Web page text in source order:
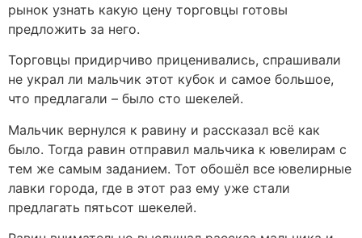
рынок узнать какую цену торговцы готовы
предложить за него.
Торговцы придирчиво приценивались, спрашивали
не украл ли мальчик этот кубок и самое большое,
что предлагали – было сто шекелей.
Мальчик вернулся к равину и рассказал всё как
было. Тогда равин отправил мальчика к ювелирам с
тем же самым заданием. Тот обошёл все ювелирные
лавки города, где в этот раз ему уже стали
предлагать пятьсот шекелей.